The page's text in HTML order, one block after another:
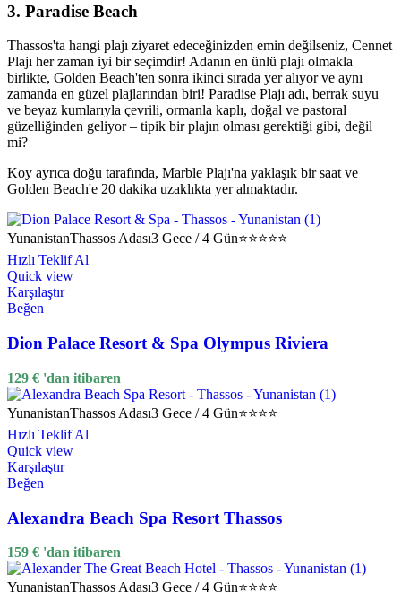
3. Paradise Beach
Thassos'ta hangi plajı ziyaret edeceğinizden emin değilseniz, Cennet
Plajı her zaman iyi bir seçimdir! Adanın en ünlü plajı olmakla
birlikte, Golden Beach'ten sonra ikinci sırada yer alıyor ve aynı
zamanda en güzel plajlarından biri! Paradise Plajı adı, berrak suyu
ve beyaz kumlarıyla çevrili, ormanla kaplı, doğal ve pastoral
güzelliğinden geliyor – tipik bir plajın olması gerektiği gibi, değil
mi?
Koy ayrıca doğu tarafında, Marble Plajı'na yaklaşık bir saat ve
Golden Beach'e 20 dakika uzaklıkta yer almaktadır.
YunanistanThassos Adası3 Gece / 4 Gün⭐⭐⭐⭐⭐
Hızlı Teklif Al
Quick view
Karşılaştır
Beğen
Dion Palace Resort & Spa Olympus Riviera
129 € 'dan itibaren
YunanistanThassos Adası3 Gece / 4 Gün⭐⭐⭐⭐
Hızlı Teklif Al
Quick view
Karşılaştır
Beğen
Alexandra Beach Spa Resort Thassos
159 € 'dan itibaren
YunanistanThassos Adası3 Gece / 4 Gün⭐⭐⭐⭐